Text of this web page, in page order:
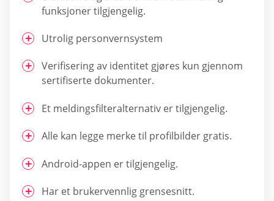
funksjoner tilgjengelig.
Utrolig personvernsystem
Verifisering av identitet gjøres kun gjennom
sertifiserte dokumenter.
Et meldingsfilteralternativ er tilgjengelig.
Alle kan legge merke til profilbilder gratis.
Android-appen er tilgjengelig.
Har et brukervennlig grensesnitt.